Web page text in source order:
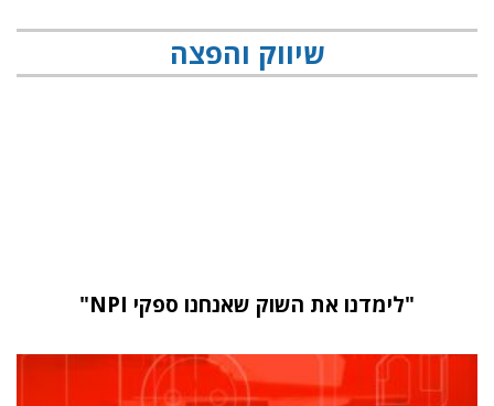
שיווק והפצה
"לימדנו את השוק שאנחנו ספקי NPI"